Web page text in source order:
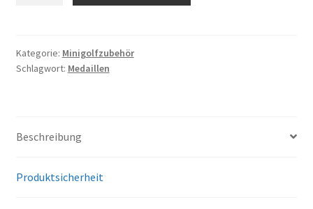
Silber,
Bronze
Kategorie: Minigolfzubehör
Schlagwort: Medaillen
Beschreibung
Produktsicherheit